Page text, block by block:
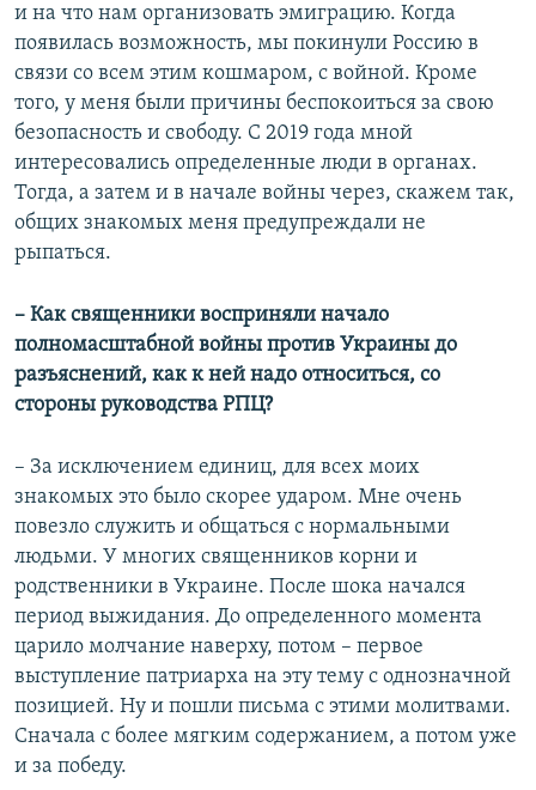
и на что нам организовать эмиграцию. Когда
появилась возможность, мы покинули Россию в
связи со всем этим кошмаром, с войной. Кроме
того, у меня были причины беспокоиться за свою
безопасность и свободу. С 2019 года мной
интересовались определенные люди в органах.
Тогда, а затем и в начале войны через, скажем так,
общих знакомых меня предупреждали не
рыпаться.
– Как священники восприняли начало
полномасштабной войны против Украины до
разъяснений, как к ней надо относиться, со
стороны руководства РПЦ?
– За исключением единиц, для всех моих
знакомых это было скорее ударом. Мне очень
повезло служить и общаться с нормальными
людьми. У многих священников корни и
родственники в Украине. После шока начался
период выжидания. До определенного момента
царило молчание наверху, потом – первое
выступление патриарха на эту тему с однозначной
позицией. Ну и пошли письма с этими молитвами.
Сначала с более мягким содержанием, а потом уже
и за победу.